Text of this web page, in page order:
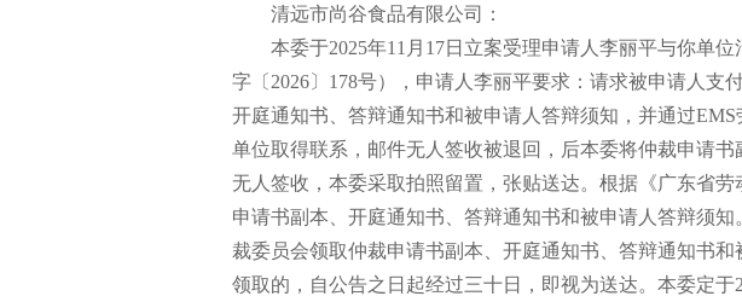
清远市尚谷食品有限公司：
本委于2025年11月17日立案受理申请人李丽平与你单位
字〔2026〕178号），申请人李丽平要求：请求被申请人支
开庭通知书、答辩通知书和被申请人答辩须知，并通过
单位取得联系，邮件无人签收被退回，后本委将仲裁申请
无人签收，本委采取拍照留置，张贴送达。根据《广东省
申请书副本、开庭通知书、答辩通知书和被申请人答辩须
裁委员会领取仲裁申请书副本、开庭通知书、答辩通知书
领取的，自公告之日起经过三十日，即视为送达。本委定